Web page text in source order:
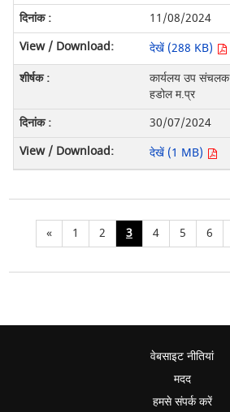
11/08/2024
देखें (288 KB)
कार्यलय उप संचलक
हडोल म.प्र
30/07/2024
देखें (1 MB)
« 1 2 3 4 5 6
वेबसाइट नीतियां
मदद
हमसे संपर्क करें